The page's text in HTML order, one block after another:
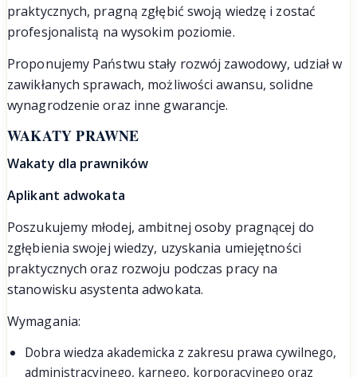
praktycznych, pragną zgłębić swoją wiedzę i zostać
profesjonalistą na wysokim poziomie.
Proponujemy Państwu stały rozwój zawodowy, udział w
zawikłanych sprawach, możliwości awansu, solidne
wynagrodzenie oraz inne gwarancje.
WAKATY PRAWNE
Wakaty dla prawników
Aplikant adwokata
Poszukujemy młodej, ambitnej osoby pragnącej do
zgłębienia swojej wiedzy, uzyskania umiejętności
praktycznych oraz rozwoju podczas pracy na
stanowisku asystenta adwokata.
Wymagania:
Dobra wiedza akademicka z zakresu prawa cywilnego,
administracyjnego, karnego, korporacyjnego oraz